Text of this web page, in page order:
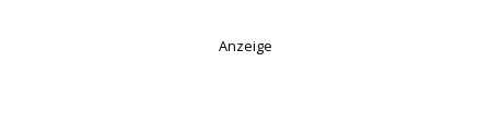
Anzeige